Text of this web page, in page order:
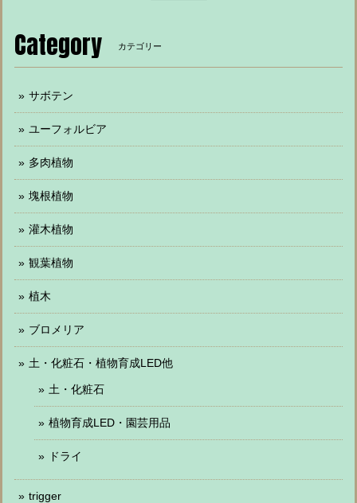
Category カテゴリー
サボテン
ユーフォルビア
多肉植物
塊根植物
灌木植物
観葉植物
植木
ブロメリア
土・化粧石・植物育成LED他
土・化粧石
植物育成LED・園芸用品
ドライ
trigger